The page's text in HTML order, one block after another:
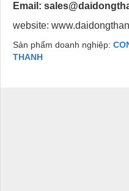
Email:
website:
Sản phẩm doanh nghiệp:
THANH